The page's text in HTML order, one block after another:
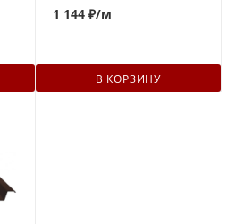
1 144 ₽/м
В КОРЗИНУ